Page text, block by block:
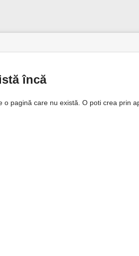
încă
o pagină care nu există. O poti crea prin